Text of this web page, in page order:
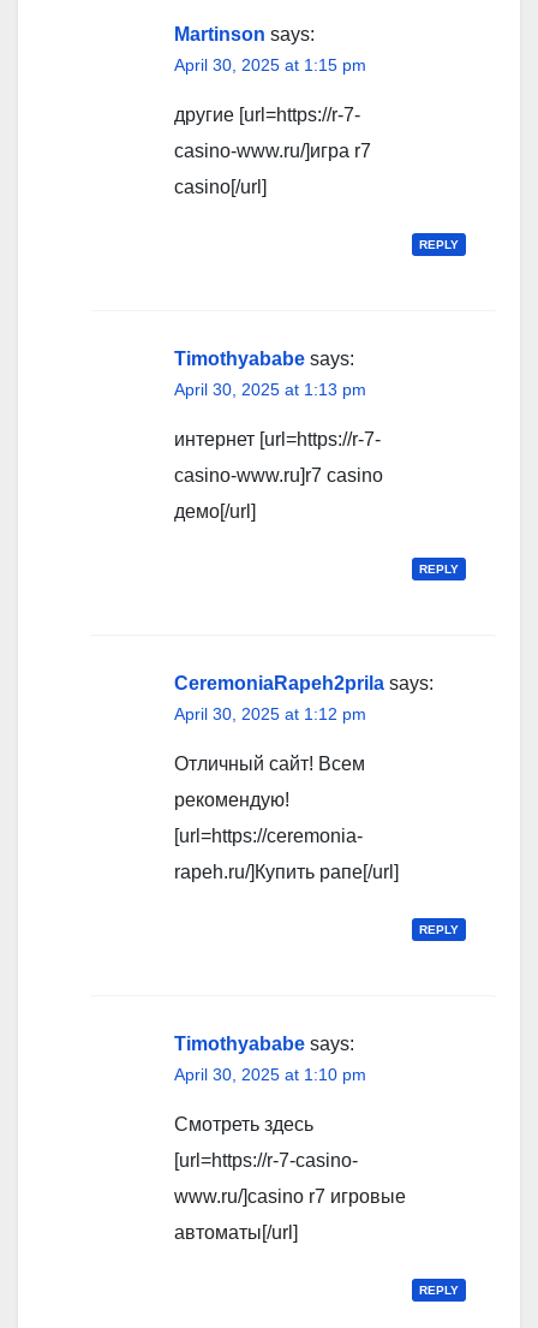
Martinson says:
April 30, 2025 at 1:15 pm
другие [url=https://r-7-
casino-www.ru/]игра r7
casino[/url]
REPLY
Timothyababe says:
April 30, 2025 at 1:13 pm
интернет [url=https://r-7-
casino-www.ru]r7 casino
демо[/url]
REPLY
CeremoniaRapeh2prila says:
April 30, 2025 at 1:12 pm
Отличный сайт! Всем
рекомендую!
[url=https://ceremonia-
rapeh.ru/]Купить рапе[/url]
REPLY
Timothyababe says:
April 30, 2025 at 1:10 pm
Смотреть здесь
[url=https://r-7-casino-
www.ru/]casino r7 игровые
автоматы[/url]
REPLY